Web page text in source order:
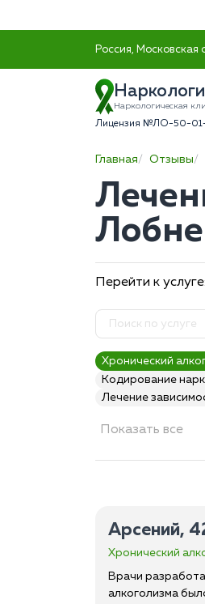
Россия, Московская
Наркологическая
Лицензия №ЛО-50-
Главная Отзывы
Лобне
Перейти к услуге:
Хронический
Кодирование
Лечение
Показать все
Арсений,
Хронический
Врачи
алкоголизма